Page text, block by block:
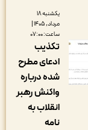
مرداد, ۱۴۰۵ |
تکذیب
ادعای مطرح
شده درباره
واکنش رهبر
انقلاب به